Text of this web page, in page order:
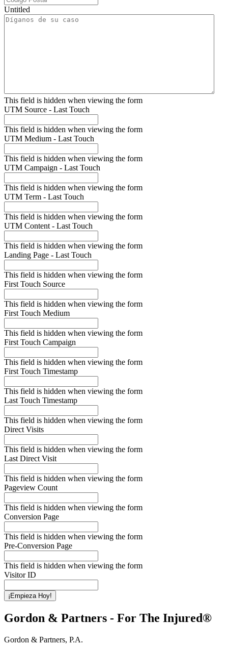
Untitled
This field is hidden when viewing the form
UTM Source - Last Touch
This field is hidden when viewing the form
UTM Medium - Last Touch
This field is hidden when viewing the form
UTM Campaign - Last Touch
This field is hidden when viewing the form
UTM Term - Last Touch
This field is hidden when viewing the form
UTM Content - Last Touch
This field is hidden when viewing the form
Landing Page - Last Touch
This field is hidden when viewing the form
First Touch Source
This field is hidden when viewing the form
First Touch Medium
This field is hidden when viewing the form
First Touch Campaign
This field is hidden when viewing the form
First Touch Timestamp
This field is hidden when viewing the form
Last Touch Timestamp
This field is hidden when viewing the form
Direct Visits
This field is hidden when viewing the form
Last Direct Visit
This field is hidden when viewing the form
Pageview Count
This field is hidden when viewing the form
Conversion Page
This field is hidden when viewing the form
Pre-Conversion Page
This field is hidden when viewing the form
Visitor ID
¡Empieza Hoy!
Gordon & Partners - For The Injured®
Gordon & Partners, P.A.